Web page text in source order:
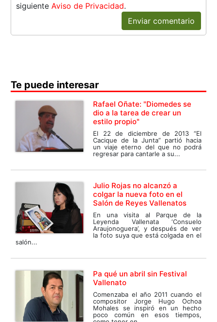
siguienteAviso de Privacidad.
Enviar comentario
Te puede interesar
Rafael Oñate: "Diomedes se
dio a la tarea de crear un
estilo propio"
El 22 de diciembre de 2013 “El
Cacique de la Junta” partió hacia
un viaje eterno del que no podrá
regresar para cantarle a su...
Julio Rojas no alcanzó a
colgar la nueva foto en el
Salón de Reyes Vallenatos
En una visita al Parque de la
Leyenda Vallenata ‘Consuelo
Araujonoguera’, y después de ver
la foto suya que está colgada en el
salón...
Pa qué un abril sin Festival
Vallenato
Comenzaba el año 2011 cuando el
compositor Jorge Hugo Ochoa
Mohales se inspiró en un hecho
poco común en esos tiempos,